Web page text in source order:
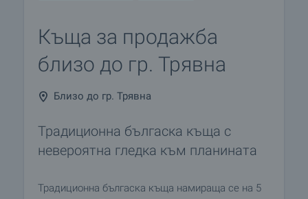
Къща за продажба
близо до гр. Трявна
Близо до гр. Трявна
Традиционна бългаска къща с
невероятна гледка към планината
Традиционна бългаска къща намираща се на 5